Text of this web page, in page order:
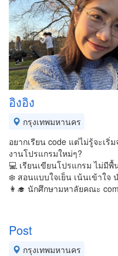
อิงอิง
กรุงเทพมหานคร
อยากเรียน code แต่ไม่รู้จะเริ่
งานโปรแกรมใหม่ๆ?
💻 เรียนเขียนโปรแกรม ไม่มีพื้
❄️ สอนแบบใจเย็น เน้นเข้าใจ
👩‍🎓 นักศึกษามหาลัยคณะ
Post
กรุงเทพมหานคร